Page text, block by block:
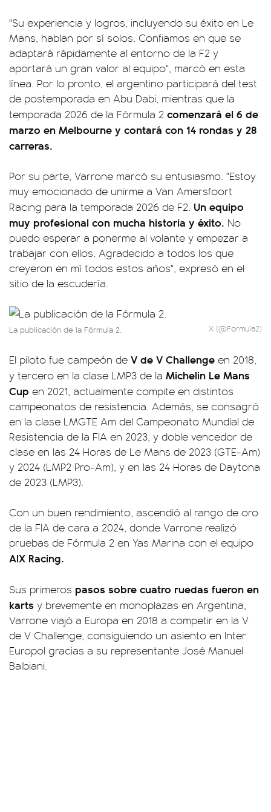
"Su experiencia y logros, incluyendo su éxito en Le
Mans, hablan por sí solos. Confiamos en que se
adaptará rápidamente al entorno de la F2 y
aportará un gran valor al equipo", marcó en esta
línea. Por lo pronto, el argentino participará del test
de postemporada en Abu Dabi, mientras que la
temporada 2026 de la Fórmula 2 comenzará el 6 de
marzo en Melbourne y contará con 14 rondas y 28
carreras.
Por su parte, Varrone marcó su entusiasmo. "Estoy
muy emocionado de unirme a Van Amersfoort
Racing para la temporada 2026 de F2. Un equipo
muy profesional con mucha historia y éxito. No
puedo esperar a ponerme al volante y empezar a
trabajar con ellos. Agradecido a todos los que
creyeron en mí todos estos años", expresó en el
sitio de la escudería.
La publicación de la Fórmula 2. X (@Formula2)
El piloto fue campeón de V de V Challenge en 2018,
y tercero en la clase LMP3 de la Michelin Le Mans
Cup en 2021, actualmente compite en distintos
campeonatos de resistencia. Además, se consagró
en la clase LMGTE Am del Campeonato Mundial de
Resistencia de la FIA en 2023, y doble vencedor de
clase en las 24 Horas de Le Mans de 2023 (GTE-Am)
y 2024 (LMP2 Pro-Am), y en las 24 Horas de Daytona
de 2023 (LMP3).
Con un buen rendimiento, ascendió al rango de oro
de la FIA de cara a 2024, donde Varrone realizó
pruebas de Fórmula 2 en Yas Marina con el equipo
AIX Racing.
Sus primeros pasos sobre cuatro ruedas fueron en
karts y brevemente en monoplazas en Argentina,
Varrone viajó a Europa en 2018 a competir en la V
de V Challenge, consiguiendo un asiento en Inter
Europol gracias a su representante José Manuel
Balbiani.